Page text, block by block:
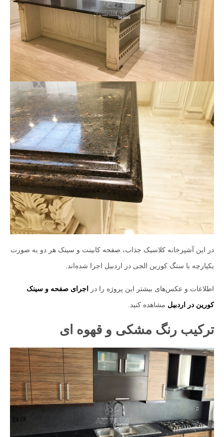
در این آشپزخانه کلاسیک جذاب، صفحه کابینت و سینک هر دو به صورت
یکپارچه با سنگ کورین الجی در اردبیل اجرا شده‌اند.
اطلاعات و عکس‌های بیشتر این پروژه را در
اجرای صفحه و سینک
کورین در اردبیل مشاهده کنید.
ترکیب رنگ مشکی و قهوه ای